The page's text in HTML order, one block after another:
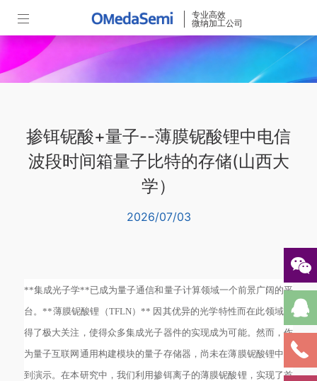
专业高效
微纳加工公司
掺铒铌酸+量子--薄膜铌酸锂中电信
波段时间箱量子比特的存储(山西大
学）
2026/07/03
**集成光子学**已成为量子通信和量子计算领域一个前景广阔的平
台。**薄膜铌酸锂（TFLN）** 因其优异的光学特性而在此领域获
得了极大关注，使得众多集成光子器件的实现成为可能。然而，作
为量子互联网通用构建模块的量子存储器，尚未在薄膜铌酸锂中得
到演示。在本研究中，我们利用掺铒离子的薄膜铌酸锂，实现了首